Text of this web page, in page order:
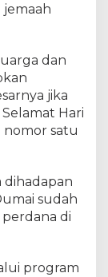
jemaah
dan
jika
Hari
nomor satu
dihadapan
sudah
di
program